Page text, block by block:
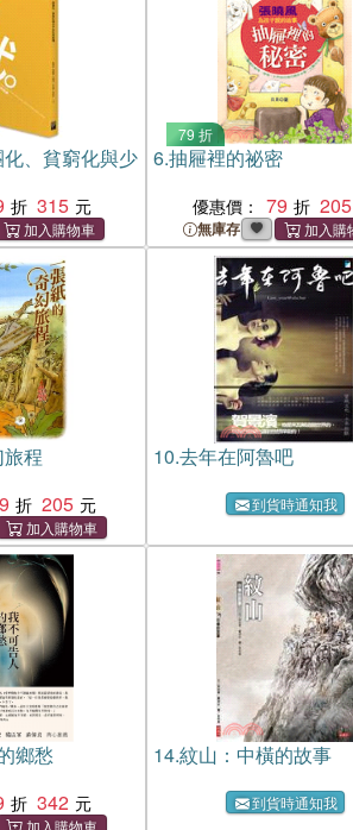
、貧窮化與少
315
79 折
6.抽屜裡的祕密
優惠價： 79 205
無庫存
程
205
10.去年在阿魯吧
到貨時通知我
鄉愁
342
14.紋山：中橫的故事
到貨時通知我